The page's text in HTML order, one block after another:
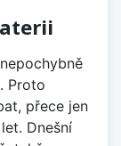
Proto
přece jen
Dnešní